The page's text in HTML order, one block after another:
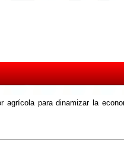
agrícola para dinamizar la